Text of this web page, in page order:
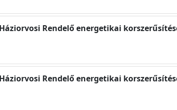
Rendelő energetikai
Rendelő energetikai